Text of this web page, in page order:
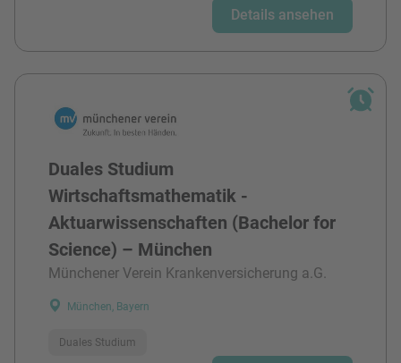
Details ansehen
Duales Studium
Wirtschaftsmathematik -
Aktuarwissenschaften (Bachelor for
Science) – München
Münchener Verein Krankenversicherung a.G.
München, Bayern
Duales Studium